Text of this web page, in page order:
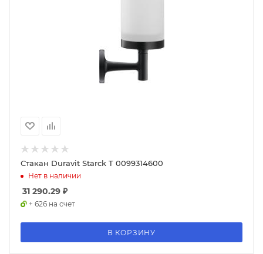
Стакан Duravit Starck T 0099314600
Нет в наличии
31 290.29 ₽
+ 626 на счет
В КОРЗИНУ